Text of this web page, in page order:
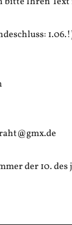
der 10.